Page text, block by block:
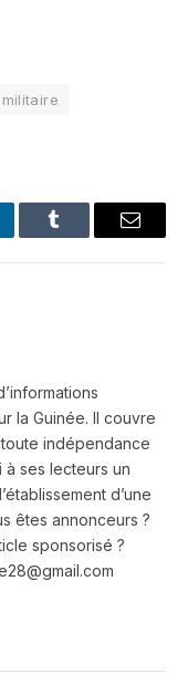
Tumblr Email
la Guinée. Il couvre
indépendance
à ses lecteurs un
d’une
êtes annonceurs ?
sponsorisé ?